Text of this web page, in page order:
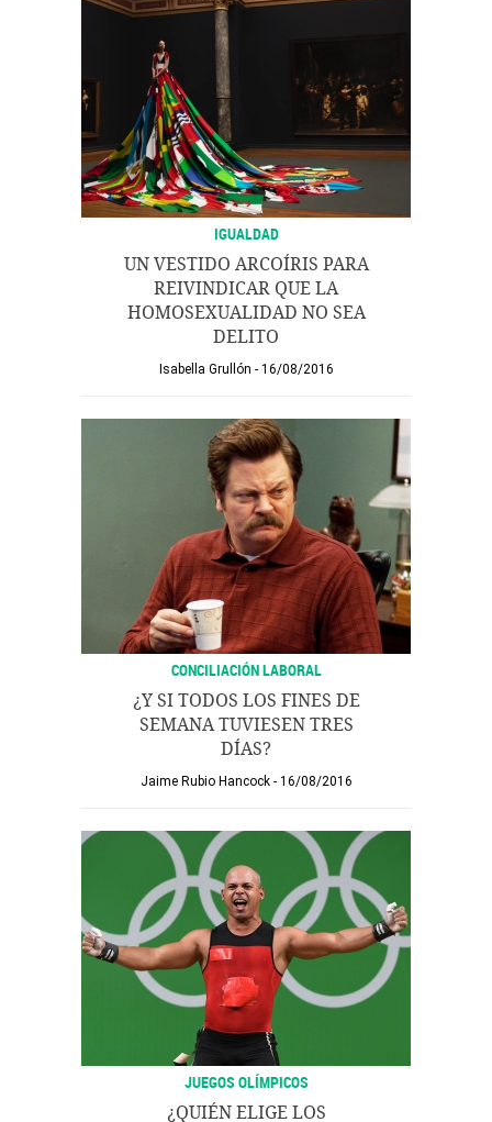
IGUALDAD
UN VESTIDO ARCOÍRIS PARA
REIVINDICAR QUE LA
HOMOSEXUALIDAD NO SEA
DELITO
Isabella Grullón 16/08/2016
CONCILIACIÓN LABORAL
¿Y SI TODOS LOS FINES DE
SEMANA TUVIESEN TRES
DÍAS?
Jaime Rubio Hancock 16/08/2016
JUEGOS OLÍMPICOS
¿QUIÉN ELIGE LOS